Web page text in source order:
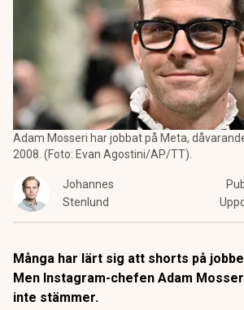
Adam Mosseri har jobbat på Meta,
2008. (Foto: Evan Agostini/AP/TT).
Johannes
Stenlund
Många har lärt sig att shorts på
Men Instagram-chefen Adam
inte stämmer.